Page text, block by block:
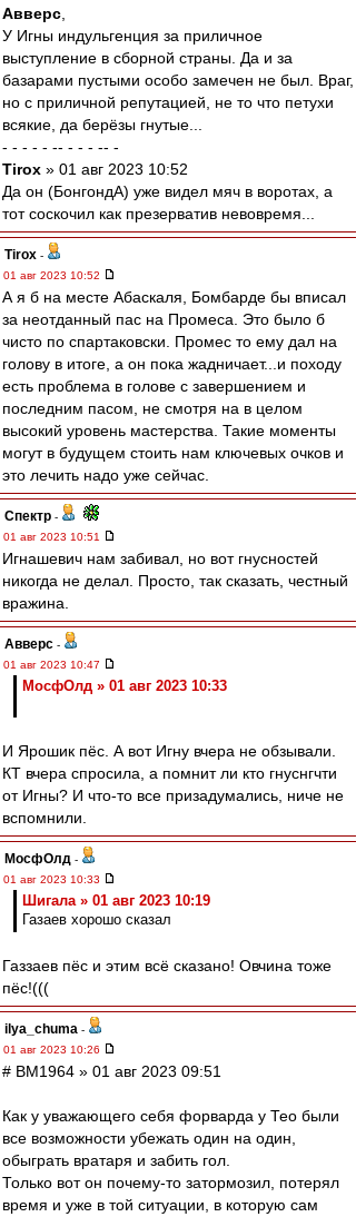
Авверс
У Игны индульгенция за приличное
выступление в сборной страны. Да и за
базарами пустыми особо замечен не был. Враг,
но с приличной репутацией, не то что петухи
всякие, да берёзы гнутые...
- - - - - -- - - - -- -
Tirox » 01 авг 2023 10:52
Да он (БонгондА) уже видел мяч в воротах, а
тот соскочил как презерватив невовремя...
Tirox -
01 авг 2023 10:52
А я б на месте Абаскаля, Бомбарде бы вписал
за неотданный пас на Промеса. Это было б
чисто по спартаковски. Промес то ему дал на
голову в итоге, а он пока жадничает...и походу
есть проблема в голове с завершением и
последним пасом, не смотря на в целом
высокий уровень мастерства. Такие моменты
могут в будущем стоить нам ключевых очков и
это лечить надо уже сейчас.
Спектр -
01 авг 2023 10:51
Игнашевич нам забивал, но вот гнусностей
никогда не делал. Просто, так сказать, честный
вражина.
Авверс -
01 авг 2023 10:47
МосфОлд » 01 авг 2023 10:33
И Ярошик пёс. А вот Игну вчера не обзывали.
КТ вчера спросила, а помнит ли кто гнуснгчти
от Игны? И что-то все призадумались, ниче не
вспомнили.
МосфОлд -
01 авг 2023 10:33
Шигала » 01 авг 2023 10:19
Газаев хорошо сказал
Газзаев пёс и этим всё сказано! Овчина тоже
пёс!(((
ilya_chuma -
01 авг 2023 10:26
# BM1964 » 01 авг 2023 09:51
Как у уважающего себя форварда у Тео были
все возможности убежать один на один,
обыграть вратаря и забить гол.
Только вот он почему-то затормозил, потерял
время и уже в той ситуации, в которую сам